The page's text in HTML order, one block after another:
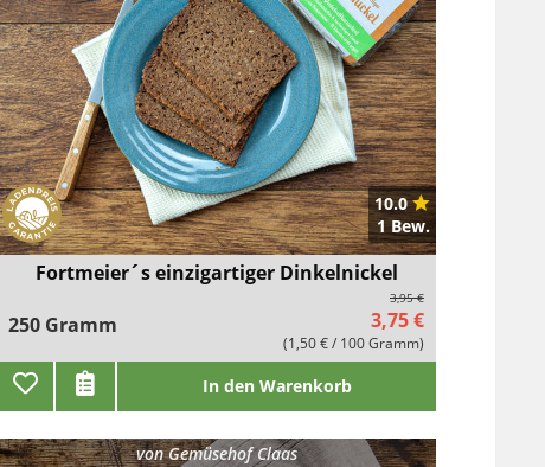
10.0
1 Bew.
Fortmeier´s einzigartiger Dinkelnickel
250 Gramm
3,95 €
3,75 €
(1,50 € / 100 Gramm)
In den Warenkorb
vonGemüsehof Claas